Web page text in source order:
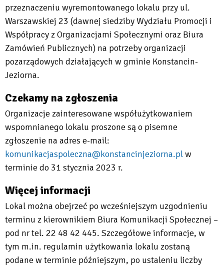
przeznaczeniu wyremontowanego lokalu przy ul.
Warszawskiej 23 (dawnej siedziby Wydziału Promocji i
Współpracy z Organizacjami Społecznymi oraz Biura
Zamówień Publicznych) na potrzeby organizacji
pozarządowych działających w gminie Konstancin-
Jeziorna.
Czekamy na zgłoszenia
Organizacje zainteresowane współużytkowaniem
wspomnianego lokalu proszone są o pisemne
zgłoszenie na adres e-mail:
komunikacjaspoleczna@konstancinjeziorna.plw
terminie do 31 stycznia 2023 r.
Więcej informacji
Lokal można obejrzeć po wcześniejszym uzgodnieniu
terminu z kierownikiem Biura Komunikacji Społecznej –
pod nr tel. 22 48 42 445. Szczegółowe informacje, w
tym m.in. regulamin użytkowania lokalu zostaną
podane w terminie późniejszym, po ustaleniu liczby